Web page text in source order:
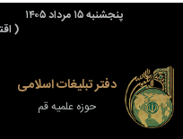
پنجشنبه ۱۵ مرداد ۱۴۰۵
(
دفتر تبلیغات اسلامی
حوزه علمیه قم